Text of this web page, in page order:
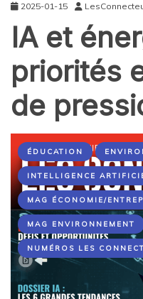
2025-01-15
IA et
priorités
de
ÉDUCATION
INTELLIGENCE
MAG ÉCONOMIE/
MAG ENVIRONNEMENT
NUMÉROS LES